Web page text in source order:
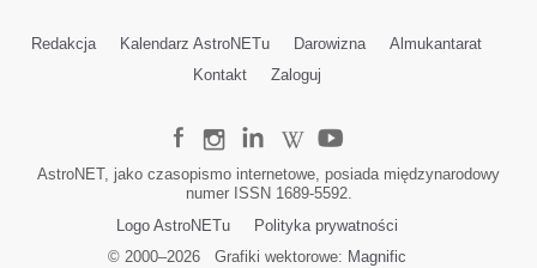
Redakcja Kalendarz AstroNETu Darowizna
Almukantarat
Kontakt
Zaloguj
AstroNET, jako czasopismo internetowe, posiada międzynarodowy
numer ISSN 1689-5592.
Logo AstroNETu
Polityka prywatności
© 2000–2026Grafiki wektorowe: Magnific